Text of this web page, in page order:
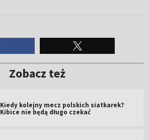
Zobacz też
Kiedy kolejny mecz polskich siatkarek?
Kibice nie będą długo czekać